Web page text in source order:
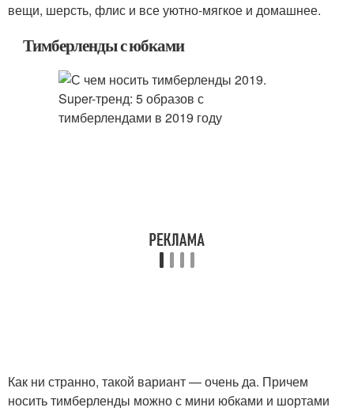
вещи, шерсть, флис и все уютно-мягкое и домашнее.
Тимберленды с юбками
Как ни странно, такой вариант — очень да. Причем
носить тимберленды можно с мини юбками и шортами